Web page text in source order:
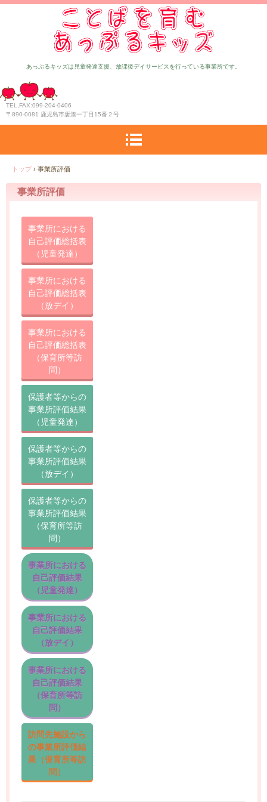
あっぷるキッズは児童発達支援、放課後デイサービスを行っている事業所です。
TEL,FAX:099-204-0406
〒890-0081 鹿児島市唐湊一丁目15番２号
トップ › 事業所評価
事業所評価
事業所における
自己評価総括表
（児童発達）
事業所における
自己評価総括表
（放デイ）
事業所における
自己評価総括表
（保育所等訪
問）
保護者等からの
事業所評価結果
（児童発達）
保護者等からの
事業所評価結果
（放デイ）
保護者等からの
事業所評価結果
（保育所等訪
問）
事業所における
自己評価結果
（児童発達）
事業所における
自己評価結果
（放デイ）
事業所における
自己評価結果
（保育所等訪
問）
訪問先施設から
の事業所評価結
果（保育所等訪
問）